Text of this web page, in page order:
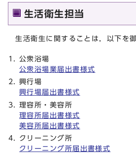
生活衛生担当
生活衛生に関することは，以下を御
公衆浴場
公衆浴場業届出書様式
興行場
興行場届出書様式
理容所・美容所
理容所届出書様式
美容所届出書様式
クリーニング所
クリーニング所届出書様式